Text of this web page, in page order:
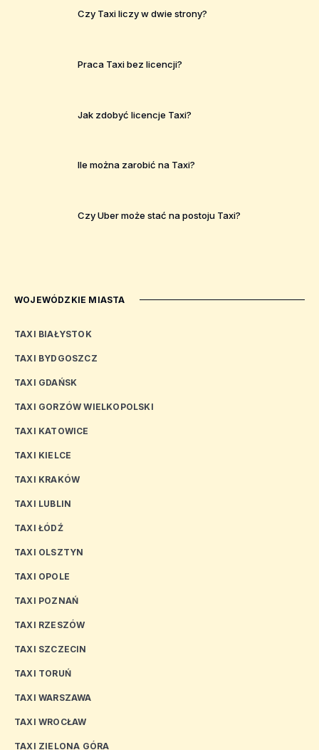
Czy Taxi liczy w dwie strony?
Praca Taxi bez licencji?
Jak zdobyć licencje Taxi?
Ile można zarobić na Taxi?
Czy Uber może stać na postoju Taxi?
WOJEWÓDZKIE MIASTA
TAXI BIAŁYSTOK
TAXI BYDGOSZCZ
TAXI GDAŃSK
TAXI GORZÓW WIELKOPOLSKI
TAXI KATOWICE
TAXI KIELCE
TAXI KRAKÓW
TAXI LUBLIN
TAXI ŁÓDŹ
TAXI OLSZTYN
TAXI OPOLE
TAXI POZNAŃ
TAXI RZESZÓW
TAXI SZCZECIN
TAXI TORUŃ
TAXI WARSZAWA
TAXI WROCŁAW
TAXI ZIELONA GÓRA